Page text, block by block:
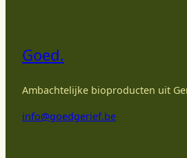
Goed.
Ambachtelijke bioproducten uit
info@goedgerief.be